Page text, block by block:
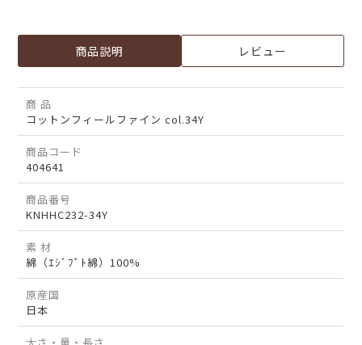
商品説明 レビュー
商 品
コットンフィールファイン col.34Y
商品コード
404641
商品番号
KNHHC232-34Y
素 材
綿（ｴｼﾞﾌﾟﾄ綿）100%
原産国
日本